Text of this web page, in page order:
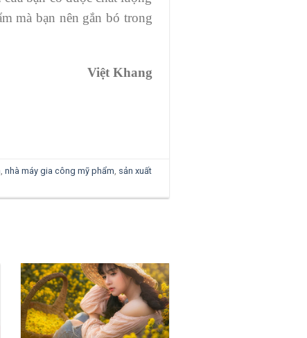
mà bạn nên gắn bó trong
Việt Khang
nhà máy gia công mỹ phẩm sản xuất